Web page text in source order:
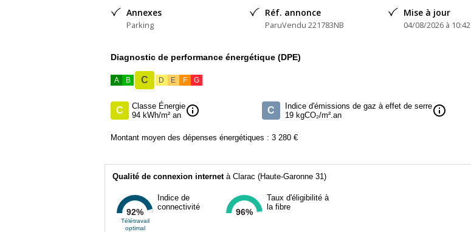
Annexes
Parking
Réf. annonce
ParuVendu 221783NB
Mise à jour
04/08/2026 à 10:42
Diagnostic de performance énergétique (DPE)
A B C D E F G
C
Classe Énergie
94 kWh/m² an info C
Indice d'émissions de gaz à effet de serre
19 kgCO₂/m².an
info
Montant moyen des dépenses énergétiques : 3 280 €
Qualité de connexion internetà Clarac (Haute-Garonne 31)
92%
Télétravail
optimal
Indice de
connectivité
96%
Taux d'éligibilité à
la fibre